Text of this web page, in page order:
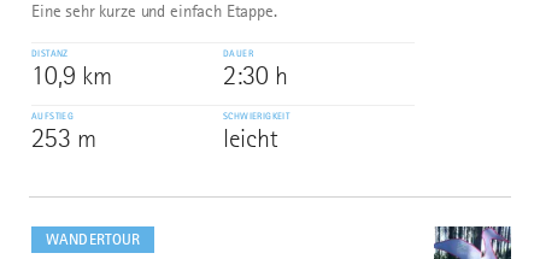
Eine sehr kurze und einfach Etappe.
DISTANZ
10,9 km
DAUER
2:30 h
AUFSTIEG
253 m
SCHWIERIGKEIT
leicht
WANDERTOUR
dazu